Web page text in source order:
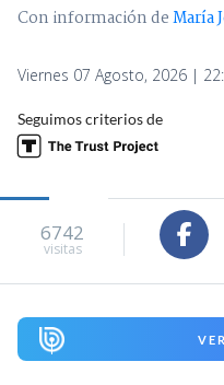
Con información deMaría
Viernes 07 Agosto, 2026 |
Seguimos criterios de
6742
visitas